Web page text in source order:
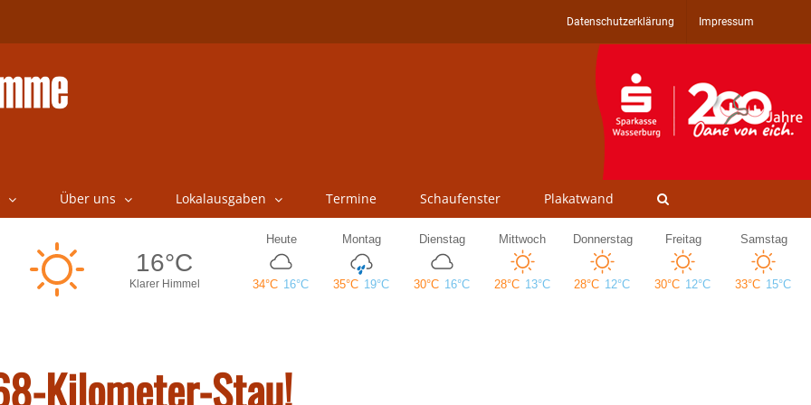
Datenschutzerklärung Impressum
Über uns Lokalausgaben Termine Schaufenster Plakatwand
Kilometer-Stau!